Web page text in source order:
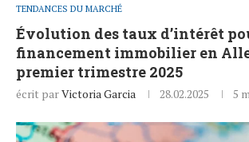
TENDANCES DU MARCHÉ
Évolution des taux d’intérêt
financement immobilier en
premier trimestre 2025
écrit parVictoria Garcia 28.02.2025 5